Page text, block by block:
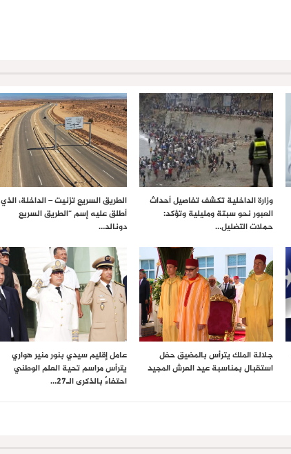
وزارة الداخلية تكشف تفاصيل أحداث
العبور نحو سبتة ومليلية وتؤكد:
حملات التضليل…
الطريق السريع تزنيت – الداخلة، الذي
أطلق عليه إسم “الطريق السريع
دونالد…
جلالة الملك يترأس بالمضيق حفل
استقبال بمناسبة عيد العرش المجيد
عامل إقليم سيدي بنور منير هواري
يترأس مراسم تحية العلم الوطني
احتفاءً بالذكرى الـ27…